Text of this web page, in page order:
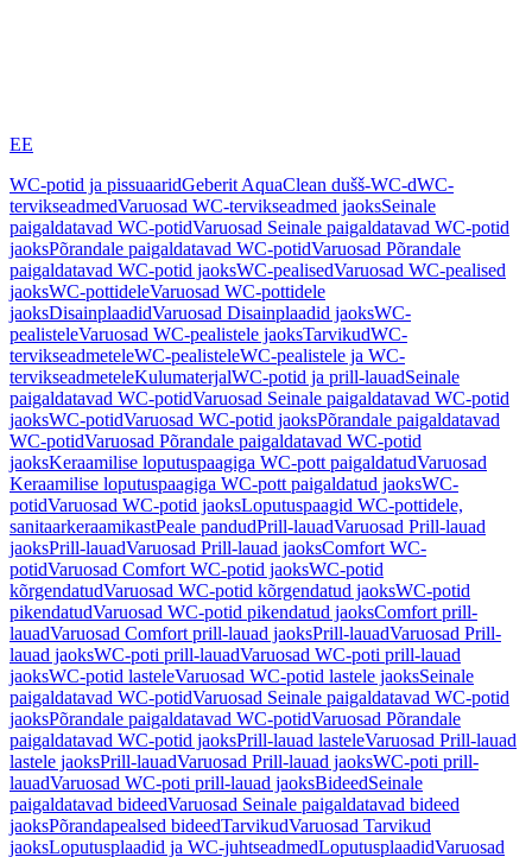
EE
WC-potid ja pissuaaridGeberit AquaClean dušš-WC-dWC-
tervikseadmedVaruosad WC-tervikseadmed jaoksSeinale
paigaldatavad WC-potidVaruosad Seinale paigaldatavad WC-potid
jaoksPõrandale paigaldatavad WC-potidVaruosad Põrandale
paigaldatavad WC-potid jaoksWC-pealisedVaruosad WC-pealised
jaoksWC-pottideleVaruosad WC-pottidele
jaoksDisainplaadidVaruosad Disainplaadid jaoksWC-
pealisteleVaruosad WC-pealistele jaoksTarvikudWC-
tervikseadmeteleWC-pealisteleWC-pealistele ja WC-
tervikseadmeteleKulumaterjalWC-potid ja prill-lauadSeinale
paigaldatavad WC-potidVaruosad Seinale paigaldatavad WC-potid
jaoksWC-potidVaruosad WC-potid jaoksPõrandale paigaldatavad
WC-potidVaruosad Põrandale paigaldatavad WC-potid
jaoksKeraamilise loputuspaagiga WC-pott paigaldatudVaruosad
Keraamilise loputuspaagiga WC-pott paigaldatud jaoksWC-
potidVaruosad WC-potid jaoksLoputuspaagid WC-pottidele,
sanitaarkeraamikastPeale pandudPrill-lauadVaruosad Prill-lauad
jaoksPrill-lauadVaruosad Prill-lauad jaoksComfort WC-
potidVaruosad Comfort WC-potid jaoksWC-potid
kõrgendatudVaruosad WC-potid kõrgendatud jaoksWC-potid
pikendatudVaruosad WC-potid pikendatud jaoksComfort prill-
lauadVaruosad Comfort prill-lauad jaoksPrill-lauadVaruosad Prill-
lauad jaoksWC-poti prill-lauadVaruosad WC-poti prill-lauad
jaoksWC-potid lasteleVaruosad WC-potid lastele jaoksSeinale
paigaldatavad WC-potidVaruosad Seinale paigaldatavad WC-potid
jaoksPõrandale paigaldatavad WC-potidVaruosad Põrandale
paigaldatavad WC-potid jaoksPrill-lauad lasteleVaruosad Prill-lauad
lastele jaoksPrill-lauadVaruosad Prill-lauad jaoksWC-poti prill-
lauadVaruosad WC-poti prill-lauad jaoksBideedSeinale
paigaldatavad bideedVaruosad Seinale paigaldatavad bideed
jaoksPõrandapealsed bideedTarvikudVaruosad Tarvikud
jaoksLoputusplaadid ja WC-juhtseadmedLoputusplaadidVaruosad